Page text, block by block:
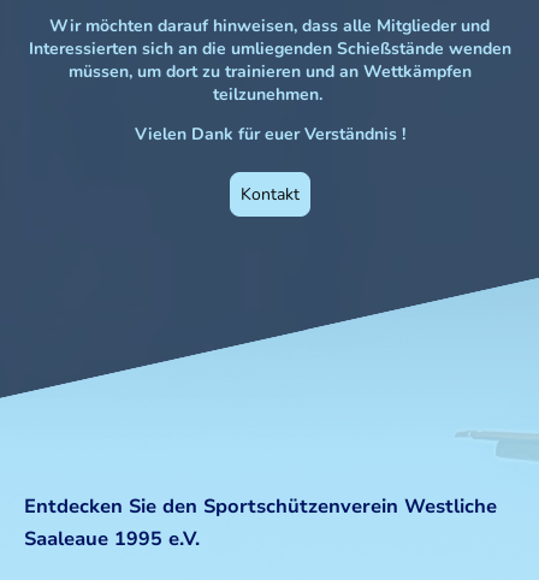
Wir möchten darauf hinweisen, dass alle Mitglieder und
Interessierten sich an die umliegenden Schießstände wenden
müssen, um dort zu trainieren und an Wettkämpfen
teilzunehmen.
Vielen Dank für euer Verständnis !
Kontakt
Entdecken Sie den Sportschützenverein Westliche
Saaleaue 1995 e.V.